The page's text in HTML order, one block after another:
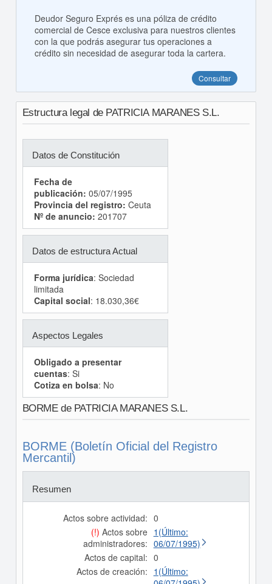
Deudor Seguro Exprés es una póliza de crédito
comercial de Cesce exclusiva para nuestros clientes
con la que podrás asegurar tus operaciones a
crédito sin necesidad de asegurar toda la cartera.
Consultar
Estructura legal de PATRICIA MARANES S.L.
Datos de Constitución
Fecha de
publicación: 05/07/1995
Provincia del registro: Ceuta
Nº de anuncio: 201707
Datos de estructura Actual
Forma jurídica: Sociedad
limitada
Capital social: 18.030,36€
Aspectos Legales
Obligado a presentar
cuentas: Si
Cotiza en bolsa: No
BORME de PATRICIA MARANES S.L.
BORME (Boletín Oficial del Registro
Mercantil)
Resumen
Actos sobre actividad: 0
(!) Actos sobre
administradores:
1(Último:
06/07/1995)
Actos de capital: 0
Actos de creación: 1(Último: